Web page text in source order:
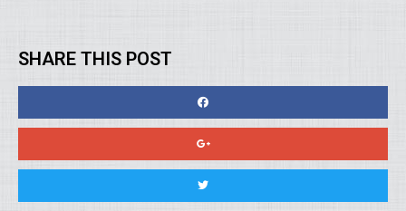
SHARE THIS POST